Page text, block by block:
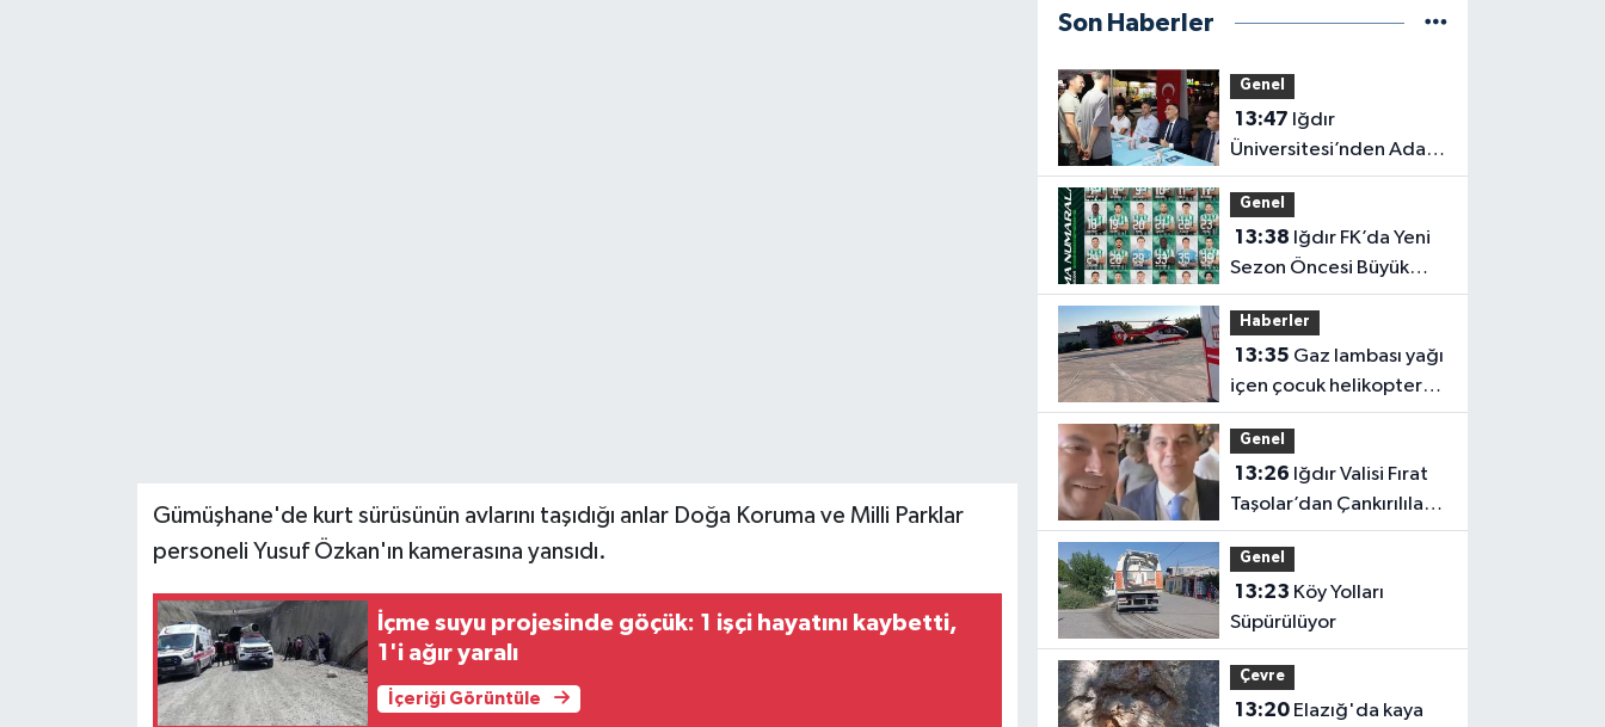
Gümüşhane'de kurt sürüsünün avlarını taşıdığı anlar Doğa Koruma ve Milli Parklar
personeli Yusuf Özkan'ın kamerasına yansıdı.
İçme suyu projesinde göçük: 1 işçi hayatını kaybetti,
1'i ağır yaralı
İçeriği Görüntüle
Son Haberler
Genel
13:47
Üniversitesi’nden Aday
Öğrencilere Tercih
Döneminde Rehberlik
Desteği
Genel
13:38
Sezon Öncesi Büyük
Kenetlenme: Forma
Numaraları Belli Oldu
Haberler
13:35
içen çocuk helikopter
ambulansla Diyarbakır'a
sevk edildi
Genel
13:26
Taşolar’dan Çankırılılara
Selam: “Hepinizi Çok
Seviyorum”
Genel
13:23
Süpürülüyor
Çevre
13:20Elazığ'da kaya